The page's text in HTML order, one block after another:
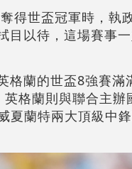
得世盃冠軍時，執
目以待，這場賽事
格蘭的世盃8強賽滿
格蘭則與聯合主辦
蘭特兩大頂級中鋒